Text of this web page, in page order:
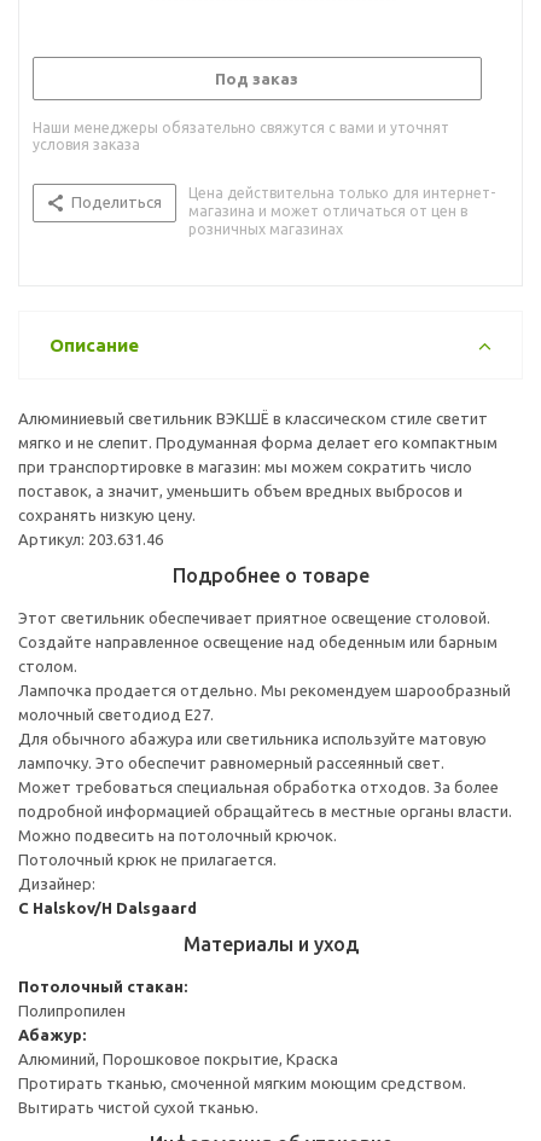
Под заказ
Наши менеджеры обязательно свяжутся с вами и уточнят
условия заказа
Поделиться
Цена действительна только для интернет-
магазина и может отличаться от цен в
розничных магазинах
Описание
Алюминиевый светильник ВЭКШЁ в классическом стиле светит
мягко и не слепит. Продуманная форма делает его компактным
при транспортировке в магазин: мы можем сократить число
поставок, а значит, уменьшить объем вредных выбросов и
сохранять низкую цену.
Артикул: 203.631.46
Подробнее о товаре
Этот светильник обеспечивает приятное освещение столовой.
Создайте направленное освещение над обеденным или барным
столом.
Лампочка продается отдельно. Мы рекомендуем шарообразный
молочный светодиод E27.
Для обычного абажура или светильника используйте матовую
лампочку. Это обеспечит равномерный рассеянный свет.
Может требоваться специальная обработка отходов. За более
подробной информацией обращайтесь в местные органы власти.
Можно подвесить на потолочный крючок.
Потолочный крюк не прилагается.
Дизайнер:
C Halskov/H Dalsgaard
Материалы и уход
Потолочный стакан:
Полипропилен
Абажур:
Алюминий, Порошковое покрытие, Краска
Протирать тканью, смоченной мягким моющим средством.
Вытирать чистой сухой тканью.